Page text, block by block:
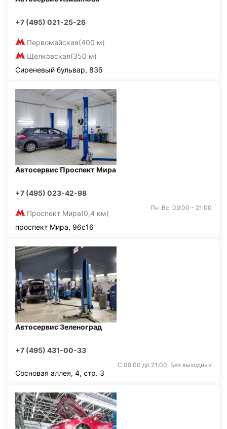
+7 (495) 021-25-26
Первомайская(400 м)
Щелковская(350 м)
Сиреневый бульвар, 83б
Автосервис Проспект Мира
+7 (495) 023-42-98
Проспект Мира(0,4 км)
Пн-Вс: 09:00 - 21:00
проспект Мира, 96с16
Автосервис Зеленоград
+7 (495) 431-00-33
С 09:00 до 21:00. Без выходных
Сосновая аллея, 4, стр. 3